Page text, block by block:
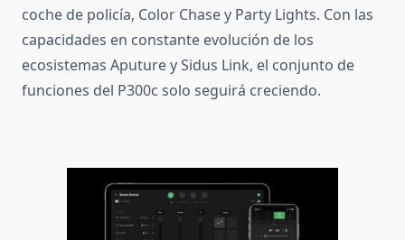
coche de policía, Color Chase y Party Lights. Con las
capacidades en constante evolución de los
ecosistemas Aputure y Sidus Link, el conjunto de
funciones del P300c solo seguirá creciendo.